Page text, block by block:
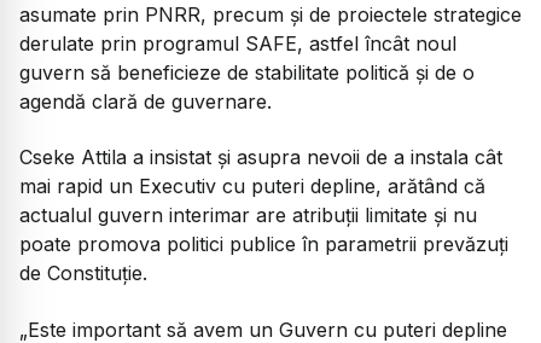
asumate prin PNRR, precum și de proiectele strategice
derulate prin programul SAFE, astfel încât noul
guvern să beneficieze de stabilitate politică și de o
agendă clară de guvernare.
Cseke Attila a insistat și asupra nevoii de a instala cât
mai rapid un Executiv cu puteri depline, arătând că
actualul guvern interimar are atribuții limitate și nu
poate promova politici publice în parametrii prevăzuți
de Constituție.
„Este important să avem un Guvern cu puteri depline